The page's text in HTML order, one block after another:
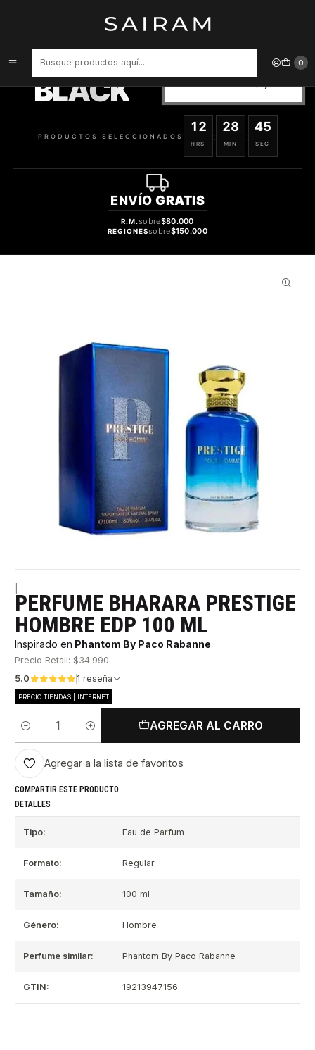
0
PERFUME BHARARA PRESTIGE HOMBRE EDP 100 ML
BLACK
SELECCIONADOS
PRODUCTOS SELECCIONADOS
12
HRS
:
28
MIN
:
45
SEG
ENVÍO GRATIS
R.M.sobre$80.000
REGIONESsobre$150.000
PERFUME BHARARA PRESTIGE
HOMBRE EDP 100 ML
Inspirado en Phantom By Paco Rabanne
Precio Retail: $34.990
5.0
1 reseña
PRECIO TIENDAS | INTERNET
Cantidad
AGREGAR AL CARRO
Agregar a la lista de favoritos
COMPARTIR ESTE PRODUCTO
DETALLES
Tipo: Eau de Parfum
Formato: Regular
Tamaño: 100 ml
Género: Hombre
Perfume similar: Phantom By Paco Rabanne
GTIN: 19213947156